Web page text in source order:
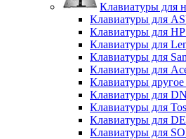
Клавиатуры для
Клавиатуры для
Клавиатуры для
Клавиатуры для
Клавиатуры для
Клавиатуры для
Клавиатуры
Клавиатуры для
Клавиатуры для
Клавиатуры для
Клавиатуры для